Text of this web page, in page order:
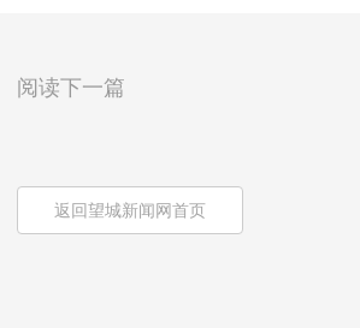
阅读下一篇
返回望城新闻网首页